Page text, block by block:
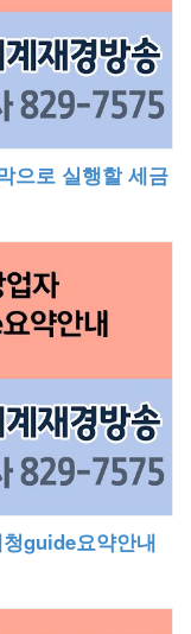
으로 실행할 세금
guide요약안내